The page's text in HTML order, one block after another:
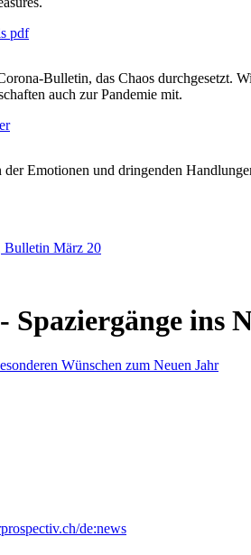
pdf
Bulletin, das Chaos durchgesetzt.
auch zur Pandemie mit.
Emotionen und dringenden
Bulletin März 20
Spaziergänge ins
Wünschen zum Neuen Jahr
de:news